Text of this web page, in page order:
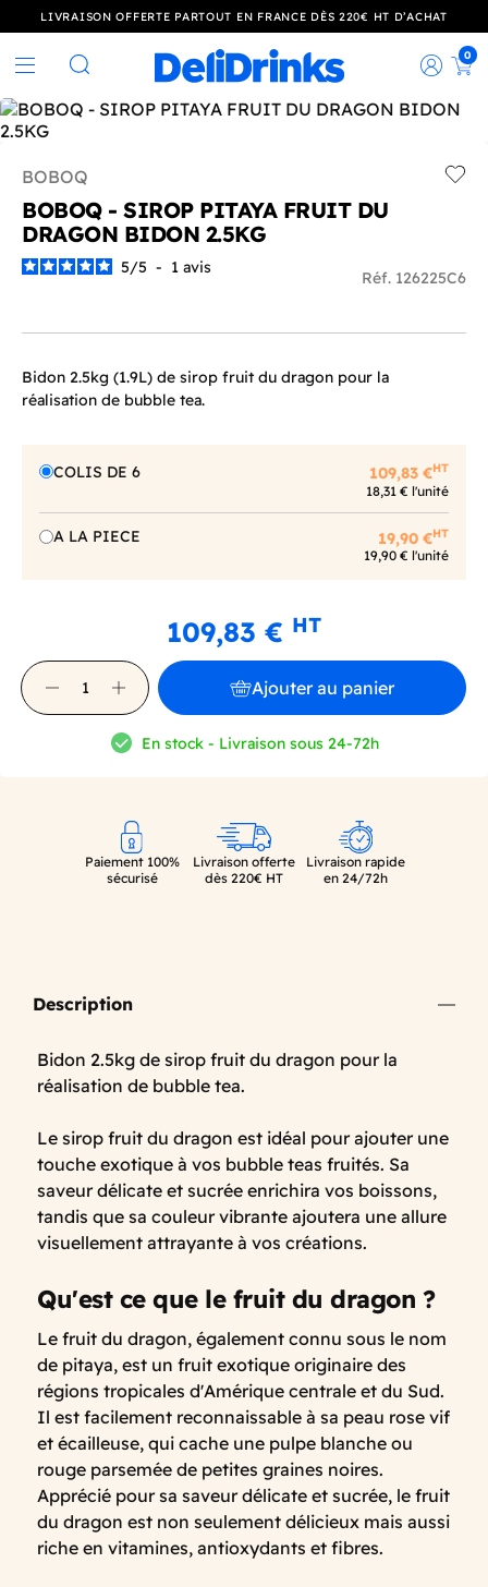
LIVRAISON OFFERTE PARTOUT EN FRANCE DÈS 220€ HT D’ACHAT
Rechercher
0
BOBOQ
BOBOQ - SIROP PITAYA FRUIT DU
DRAGON BIDON 2.5KG
5/5 - 1 avis
Réf. 126225C6
Bidon 2.5kg (1.9L) de sirop fruit du dragon pour la
réalisation de bubble tea.
COLIS DE 6 109,83 €HT
18,31 € l'unité
A LA PIECE 19,90 €HT
19,90 € l'unité
109,83 € HT
Ajouter au panier
En stock - Livraison sous 24-72h
Paiement 100%
sécurisé
Livraison offerte
dès 220€ HT
Livraison rapide
en 24/72h
Description
Bidon 2.5kg de sirop fruit du dragon pour la
réalisation de bubble tea.
Le sirop fruit du dragon est idéal pour ajouter une
touche exotique à vos bubble teas fruités. Sa
saveur délicate et sucrée enrichira vos boissons,
tandis que sa couleur vibrante ajoutera une allure
visuellement attrayante à vos créations.
Qu'est ce que le fruit du dragon ?
Le fruit du dragon, également connu sous le nom
de pitaya, est un fruit exotique originaire des
régions tropicales d'Amérique centrale et du Sud.
Il est facilement reconnaissable à sa peau rose vif
et écailleuse, qui cache une pulpe blanche ou
rouge parsemée de petites graines noires.
Apprécié pour sa saveur délicate et sucrée, le fruit
du dragon est non seulement délicieux mais aussi
riche en vitamines, antioxydants et fibres.